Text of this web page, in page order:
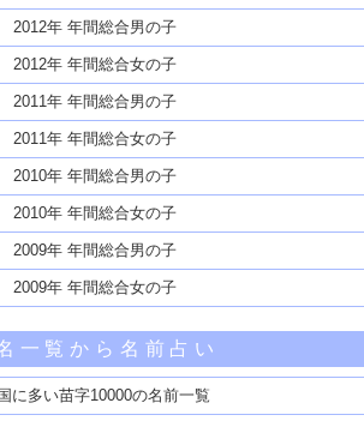
2012年 年間総合男の子
2012年 年間総合女の子
2011年 年間総合男の子
2011年 年間総合女の子
2010年 年間総合男の子
2010年 年間総合女の子
2009年 年間総合男の子
2009年 年間総合女の子
一覧から名前占い
に多い苗字10000の名前一覧